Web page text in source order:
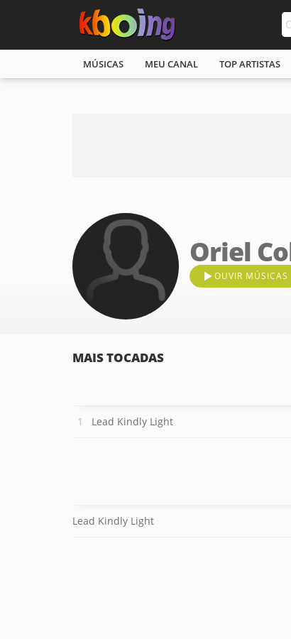
MÚSICAS MEU CANAL TOP ARTISTAS
Oriel
OUVIR MÚSICAS
MAIS TOCADAS
Lead Kindly Light
Lead Kindly Light